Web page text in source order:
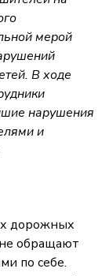
мерой
В ходе
нарушения
и
дорожных
обращают
по себе.